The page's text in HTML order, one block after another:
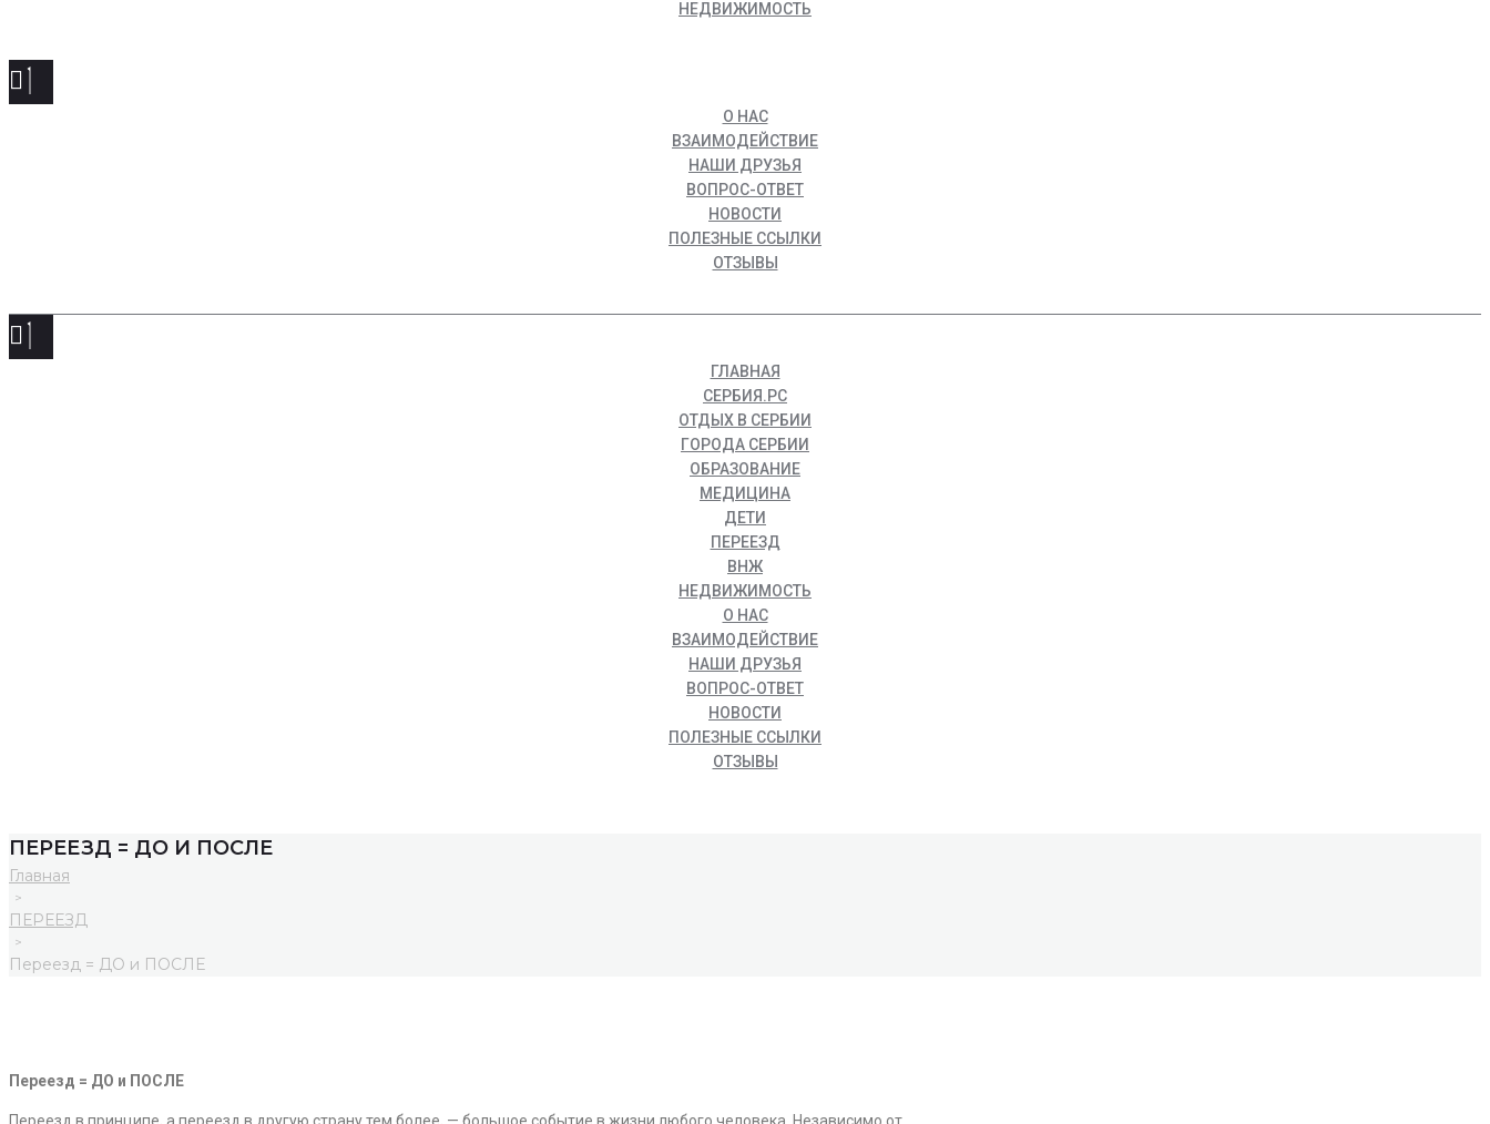
НЕДВИЖИМОСТЬ
О НАС
ВЗАИМОДЕЙСТВИЕ
НАШИ ДРУЗЬЯ
ВОПРОС-ОТВЕТ
НОВОСТИ
ПОЛЕЗНЫЕ ССЫЛКИ
ОТЗЫВЫ
ГЛАВНАЯ
СЕРБИЯ.РС
ОТДЫХ В СЕРБИИ
ГОРОДА СЕРБИИ
ОБРАЗОВАНИЕ
МЕДИЦИНА
ДЕТИ
ПЕРЕЕЗД
ВНЖ
НЕДВИЖИМОСТЬ
О НАС
ВЗАИМОДЕЙСТВИЕ
НАШИ ДРУЗЬЯ
ВОПРОС-ОТВЕТ
НОВОСТИ
ПОЛЕЗНЫЕ ССЫЛКИ
ОТЗЫВЫ
ПЕРЕЕЗД = ДО И ПОСЛЕ
Главная
>
ПЕРЕЕЗД
>
Переезд = ДО и ПОСЛЕ
Переезд = ДО и ПОСЛЕ